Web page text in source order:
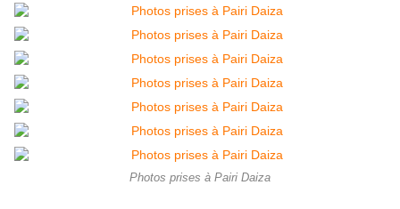
Photos prises à Pairi Daiza